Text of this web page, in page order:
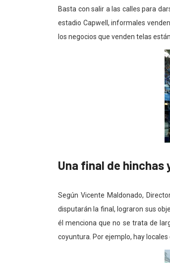
Basta con salir a las calles para
estadio Capwell, informales
los negocios que venden telas
Una final de hinchas
Según Vicente Maldonado,
disputarán la final, lograron sus
él menciona que no se trata de
coyuntura. Por ejemplo, hay